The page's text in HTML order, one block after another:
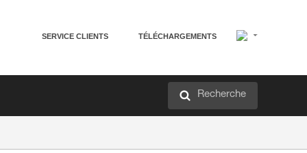
SERVICE CLIENTS TÉLÉCHARGEMENTS
Recherche